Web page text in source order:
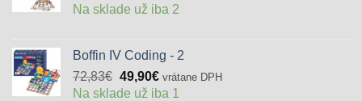
Na sklade už iba 2
Boffin IV Coding - 2
72,83€ Pôvodná
cena
49,90€Aktuálna
cena
vrátane DPH
Na sklade už iba 1